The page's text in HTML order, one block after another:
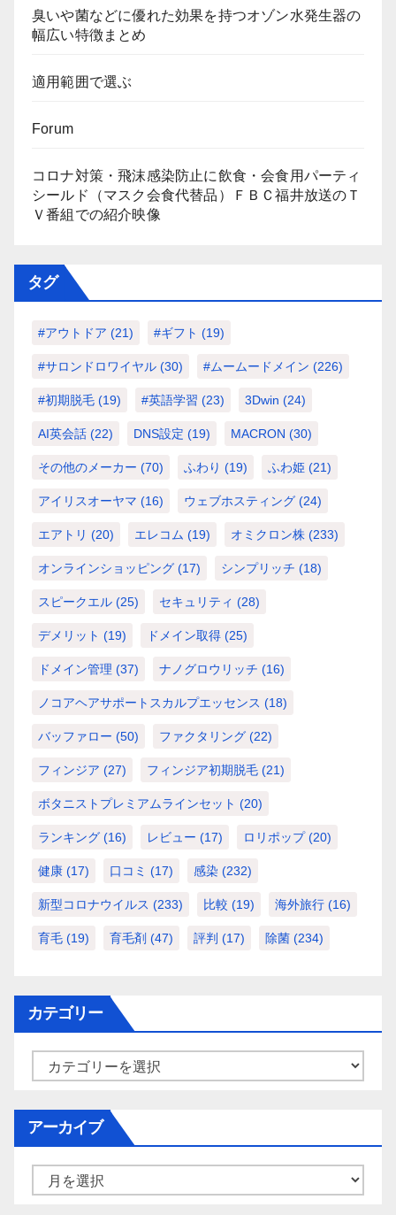
臭いや菌などに優れた効果を持つオゾン水発生器の
幅広い特徴まとめ
適用範囲で選ぶ
Forum
コロナ対策・飛沫感染防止に飲食・会食用パーティ
シールド（マスク会食代替品）ＦＢＣ福井放送のＴ
Ｖ番組での紹介映像
タグ
#アウトドア (21) #ギフト (19)
#サロンドロワイヤル (30) #ムームードメイン (226)
#初期脱毛 (19) #英語学習 (23) 3Dwin (24)
AI英会話 (22) DNS設定 (19) MACRON (30)
その他のメーカー (70) ふわり (19) ふわ姫 (21)
アイリスオーヤマ (16) ウェブホスティング (24)
エアトリ (20) エレコム (19) オミクロン株 (233)
オンラインショッピング (17) シンプリッチ (18)
スピークエル (25) セキュリティ (28)
デメリット (19) ドメイン取得 (25)
ドメイン管理 (37) ナノグロウリッチ (16)
ノコアヘアサポートスカルプエッセンス (18)
バッファロー (50) ファクタリング (22)
フィンジア (27) フィンジア初期脱毛 (21)
ボタニストプレミアムラインセット (20)
ランキング (16) レビュー (17) ロリポップ(20)
健康 (17) 口コミ (17) 感染 (232)
新型コロナウイルス (233) 比較 (19) 海外旅行 (16)
育毛 (19) 育毛剤 (47) 評判 (17) 除菌 (234)
カテゴリー
ー
アーカイブ